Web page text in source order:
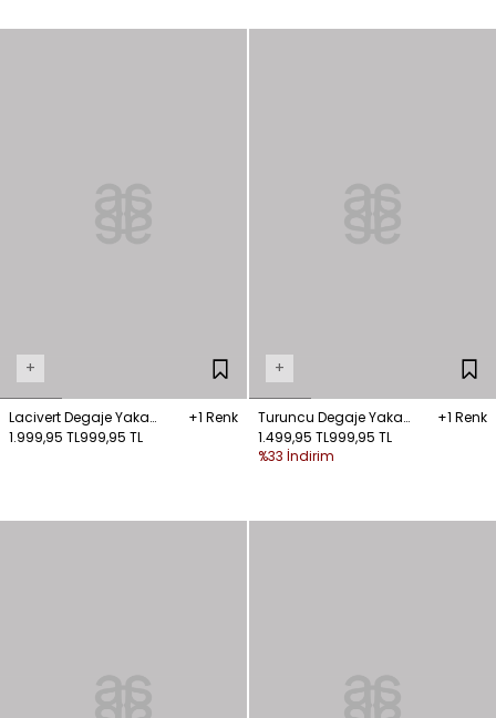
+
Lacivert Degaje Yaka
Kolsuz Bluz
+1 Renk
1.999,95 TL999,95 TL
+
Turuncu Degaje Yaka
Kolsuz Bluz
+1 Renk
1.499,95 TL999,95 TL
%33 İndirim